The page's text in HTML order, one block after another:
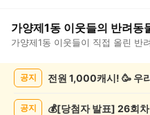
가양제1동 이웃들의 반려동
가양제1동 이웃들이 직접 올린 반
공지 전원 1,000캐시! 🥳 우
공지